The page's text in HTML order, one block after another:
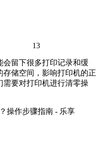
13
会留下很多打印记录和缓
储空间，影响打印机的正
需要对打印机进行清零操